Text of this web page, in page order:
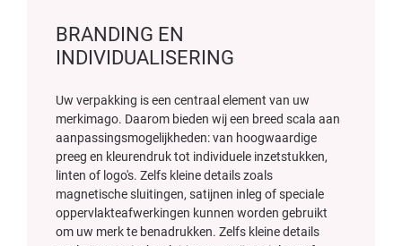
BRANDING EN
INDIVIDUALISERING
Uw verpakking is een centraal element van uw
merkimago. Daarom bieden wij een breed scala aan
aanpassingsmogelijkheden: van hoogwaardige
preeg en kleurendruk tot individuele inzetstukken,
linten of logo's. Zelfs kleine details zoals
magnetische sluitingen, satijnen inleg of speciale
oppervlakteafwerkingen kunnen worden gebruikt
om uw merk te benadrukken. Zelfs kleine details